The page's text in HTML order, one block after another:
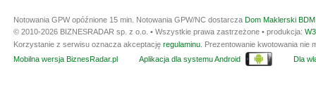
Notowania GPW opóźnione 15 min. Notowania GPW/NC dostarcza Dom Maklerski
© 2010-2026 BIZNESRADAR sp. z o.o. • Wszystkie prawa zastrzeżone • produkcja:
Korzystanie z serwisu oznacza akceptację regulaminu. Prezentowanie kwotowania nie
Mobilna wersja BiznesRadar.pl
Aplikacja dla systemu Android Dla